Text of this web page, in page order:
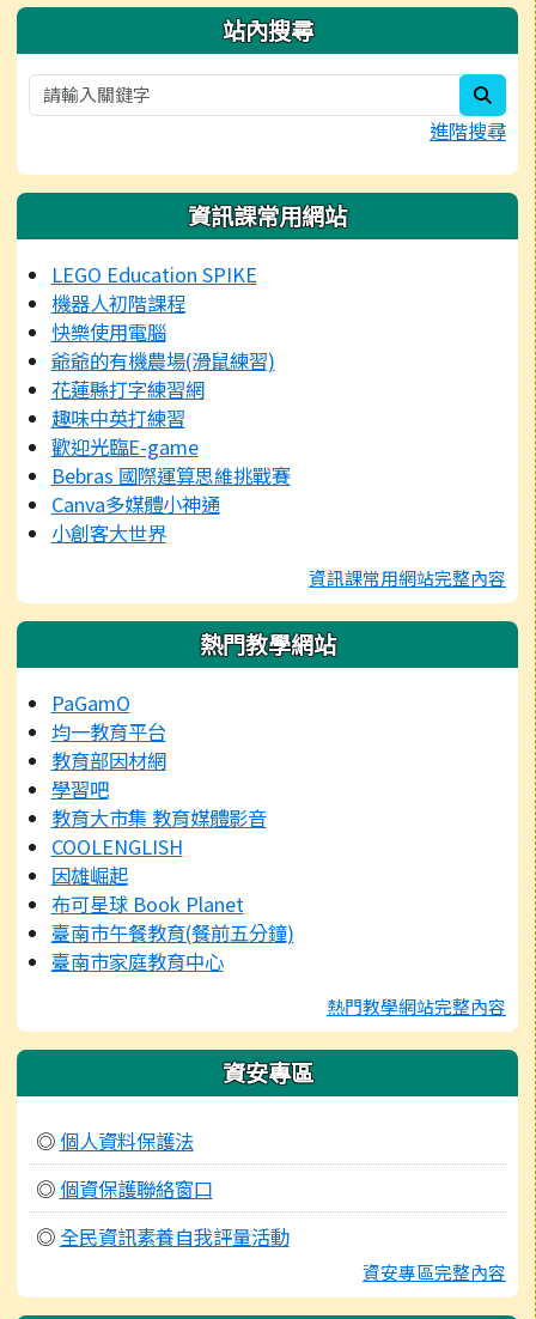
站內搜尋
進階搜尋
資訊課常用網站
LEGO Education SPIKE
機器人初階課程
快樂使用電腦
爺爺的有機農場(滑鼠練習)
花蓮縣打字練習網
趣味中英打練習
歡迎光臨E-game
Bebras 國際運算思維挑戰賽
Canva多媒體小神通
小創客大世界
資訊課常用網站完整內容
熱門教學網站
PaGamO
均一教育平台
教育部因材網
學習吧
教育大市集 教育媒體影音
COOLENGLISH
因雄崛起
布可星球 Book Planet
臺南市午餐教育(餐前五分鐘)
臺南市家庭教育中心
熱門教學網站完整內容
資安專區
◎個人資料保護法
◎個資保護聯絡窗口
◎全民資訊素養自我評量活動
資安專區完整內容